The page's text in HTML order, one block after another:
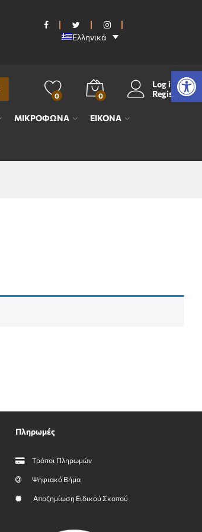
Ανοίξτε τη γραμμή εργαλείων
Ελληνικά
0 0
Log in
Register
ΜΙΚΡΟΦΩΝΑ ΕΙΚΟΝΑ
Πληρωμές
Τρόποι Πληρωμών
Ψηφιακό Βήμα
Αποζημίωση Ειδικού Σκοπού